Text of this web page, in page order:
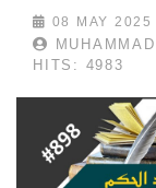
08 MAY 2025
HITS: 4983